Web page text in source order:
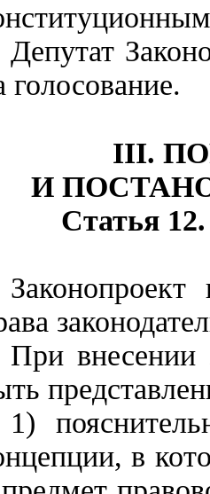
Депутат
голосование.
III.
И
Статья
При внесении
1)
в